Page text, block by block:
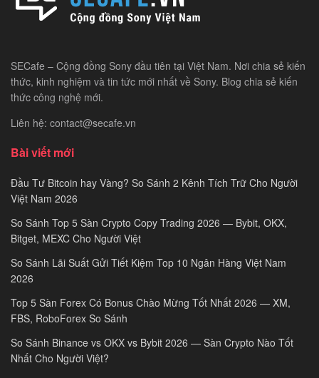
SECafe – Cộng đồng Sony đầu tiên tại Việt Nam. Nơi chia sẻ kiến
thức, kinh nghiệm và tin tức mới nhất về Sony. Blog chia sẻ kiến
thức công nghệ mới.
Liên hệ: contact@secafe.vn
Bài viết mới
Đầu Tư Bitcoin hay Vàng? So Sánh 2 Kênh Tích Trữ Cho Người
Việt Nam 2026
So Sánh Top 5 Sàn Crypto Copy Trading 2026 — Bybit, OKX,
Bitget, MEXC Cho Người Việt
So Sánh Lãi Suất Gửi Tiết Kiệm Top 10 Ngân Hàng Việt Nam
2026
Top 5 Sàn Forex Có Bonus Chào Mừng Tốt Nhất 2026 — XM,
FBS, RoboForex So Sánh
So Sánh Binance vs OKX vs Bybit 2026 — Sàn Crypto Nào Tốt
Nhất Cho Người Việt?